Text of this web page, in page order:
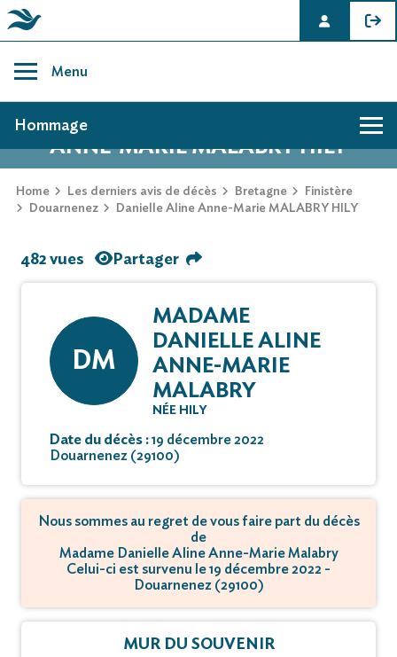
content
Menu
AVIS DE DÉCÈS DE DANIELLE ALINE
ANNE-MARIE MALABRY HILY
Home Les derniers avis de décès Bretagne
Finistère
Douarnenez
Danielle Aline Anne-Marie MALABRY HILY
Hommage
482 vues Partager
DM
MADAME
DANIELLE ALINE
ANNE-MARIE
MALABRY
NÉE HILY
Date du décès :19 décembre 2022
Douarnenez (29100)
Nous sommes au regret de vous faire part du décès
de
Madame Danielle Aline Anne-Marie Malabry
Celui-ci est survenu le 19 décembre 2022 -
Douarnenez (29100)
MUR DU SOUVENIR